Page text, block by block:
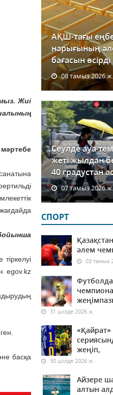
Жиі
egov.kz
басқа
АҚШ-тағы
нарығының
бағасын өсірді
08 тамыз 2026 ж.
Сеулде ауа
жеті жылдан
40 градустан
07 тамыз 2026 ж.
СПОРТ
әлем
03 тамыз
31 шілде 2026 ж.
жеңіп,
30 шілде 2026 ж.
Айзере
алтын